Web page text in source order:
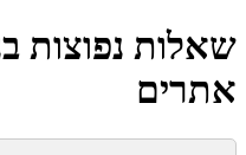
שאלות נפוצות
אתרים